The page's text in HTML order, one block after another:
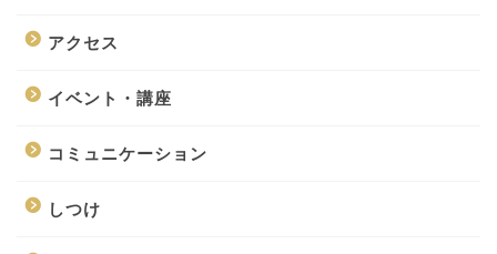
アクセス
イベント・講座
コミュニケーション
しつけ